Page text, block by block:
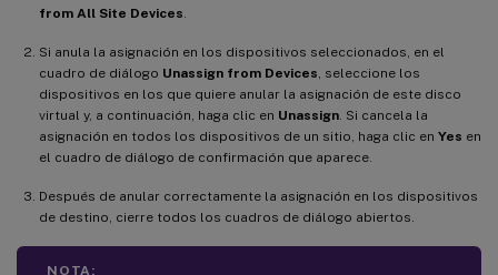
from All Site Devices
Si anula la asignación en los dispositivos seleccionados, en el
cuadro de diálogo Unassign from Devices , seleccione los
dispositivos en los que quiere anular la asignación de este disco
virtual y, a continuación, haga clic en Unassign . Si cancela la
asignación en todos los dispositivos de un sitio, haga clic en Yes en
el cuadro de diálogo de confirmación que aparece.
Después de anular correctamente la asignación en los dispositivos
de destino, cierre todos los cuadros de diálogo abiertos.
NOTA: